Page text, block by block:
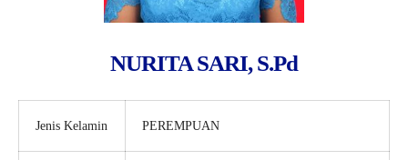
NURITA SARI, S.Pd
Jenis Kelamin PEREMPUAN